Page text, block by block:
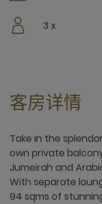
3 x
客房详情
Take in the
own private
Jumeirah and
With separate
94 sqms of